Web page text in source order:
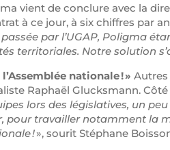
vient de conclure avec la
à ce jour, à six chiffres par
par l’UGAP, Poligma
territoriales. Notre solution
nationale ! »
Raphaël Glucksmann.
lors des législatives, un
travailler notamment la
!», sourit Stéphane